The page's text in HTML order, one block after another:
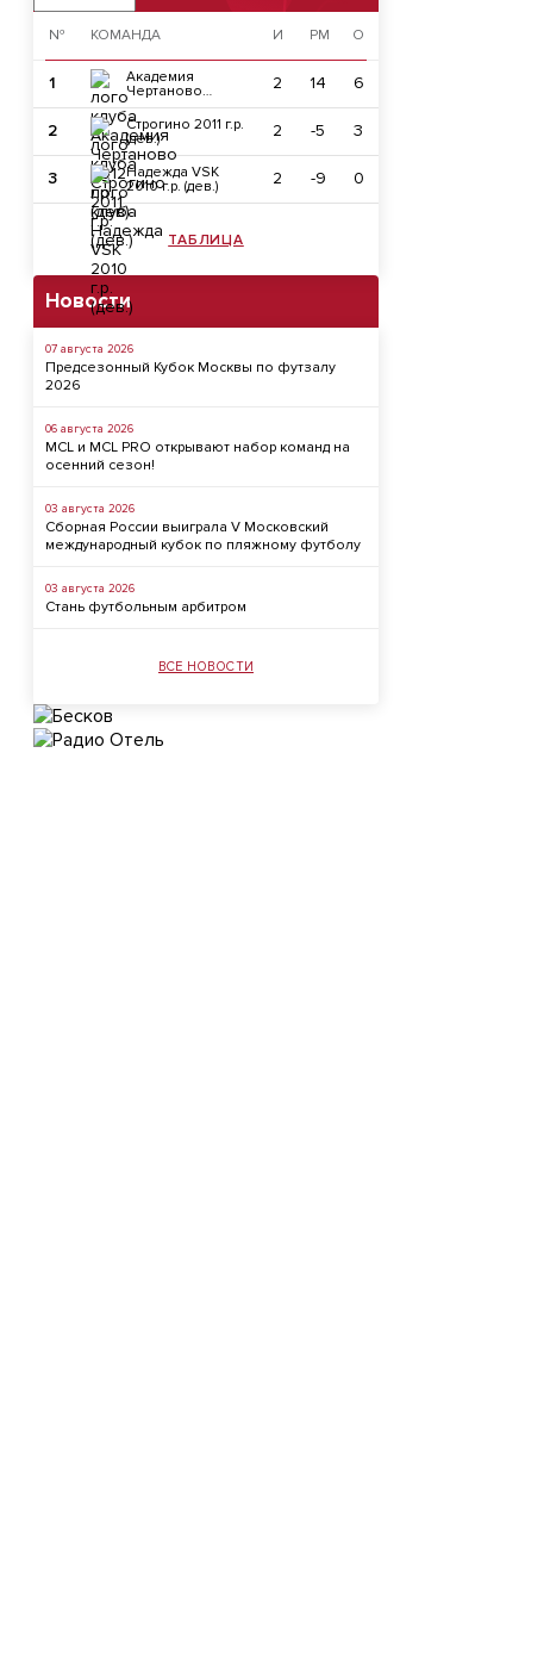
№ КОМАНДА И РМ О
1
Академия
Чертаново
2012 г.р. (дев)
2 14 6
2
Строгино 2011 г.р.
(дев.)
2 -5 3
3
Надежда VSK
2010 г.р. (дев.)
2 -9 0
ТАБЛИЦА
Новости
07 августа 2026
Предсезонный Кубок Москвы по футзалу
2026
06 августа 2026
MCL и MCL PRO открывают набор команд на
осенний сезон!
03 августа 2026
Сборная России выиграла V Московский
международный кубок по пляжному футболу
03 августа 2026
Стань футбольным арбитром
ВСЕ НОВОСТИ